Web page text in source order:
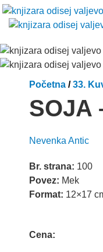
Početna /33.
SOJA
Nevenka Antic
Br. strana: 100
Povez: Mek
Format: 12×17
Cena: